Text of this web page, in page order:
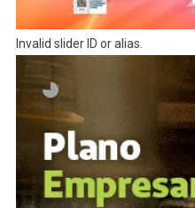
Invalid slider ID or alias.